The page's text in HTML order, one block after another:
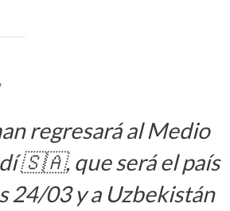
regresará al Medio
🇸🇦, que será el país
24/03 y a Uzbekistán